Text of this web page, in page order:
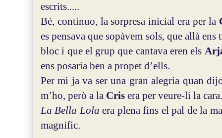
escrits.....
Bé, continuo, la sorpresa inicial era per la
es pensava que sopàvem sols, que allà
bloc i que el grup que cantava eren els
ens posaria ben a propet d’ells.
Per mi ja va ser una gran alegria quan
m’ho, però a la Cris era per veure-li la cara.
La Bella Lola era plena fins el pal de la
magnífic.